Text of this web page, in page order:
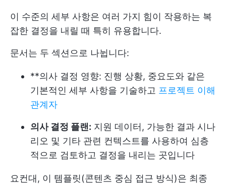
이 수준의 세부 사항은 여러 가지 힘이 작용하는 복
잡한 결정을 내릴 때 특히 유용합니다.
문서는 두 섹션으로 나뉩니다:
**의사 결정 영향: 진행 상황, 중요도와 같은
기본적인 세부 사항을 기술하고 프로젝트 이해
관계자
의사 결정 플랜: 지원 데이터, 가능한 결과 시나
리오 및 기타 관련 컨텍스트를 사용하여 심층
적으로 검토하고 결정을 내리는 곳입니다
요컨대, 이 템플릿(콘텐츠 중심 접근 방식)은 최종